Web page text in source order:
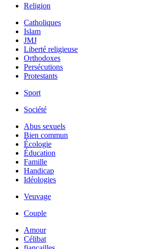
Religion
Catholiques
Islam
JMJ
Liberté religieuse
Orthodoxes
Persécutions
Protestants
Sport
Société
Abus sexuels
Bien commun
Écologie
Éducation
Famille
Handicap
Idéologies
Veuvage
Couple
Amour
Célibat